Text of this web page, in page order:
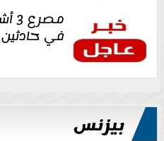
في حادثين
بيزنس